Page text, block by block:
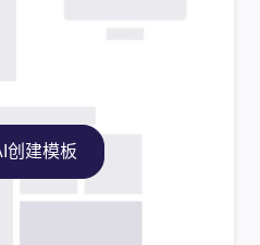
创建模板